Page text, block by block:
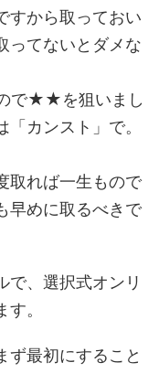
すから取っておい
ってないとダメな
で★★を狙いまし
カンスト」で。
取れば一生もので
早めに取るべきで
で、選択式オンリ
。
ず最初にすること